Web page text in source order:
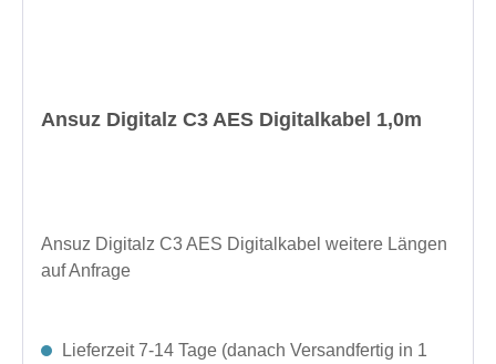
Ansuz Digitalz C3 AES Digitalkabel 1,0m
Ansuz Digitalz C3 AES Digitalkabel weitere Längen
auf Anfrage
Lieferzeit 7-14 Tage (danach Versandfertig in 1